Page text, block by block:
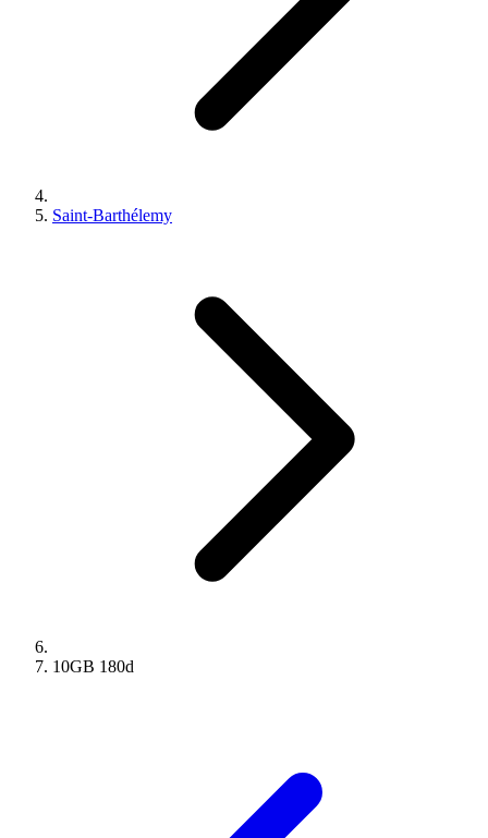
Saint-Barthélemy
10GB 180d